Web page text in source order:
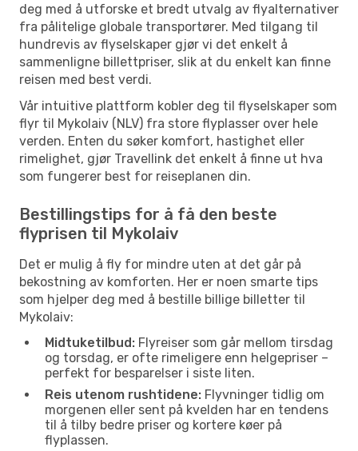
deg med å utforske et bredt utvalg av flyalternativer
fra pålitelige globale transportører. Med tilgang til
hundrevis av flyselskaper gjør vi det enkelt å
sammenligne billettpriser, slik at du enkelt kan finne
reisen med best verdi.
Vår intuitive plattform kobler deg til flyselskaper som
flyr til Mykolaiv (NLV) fra store flyplasser over hele
verden. Enten du søker komfort, hastighet eller
rimelighet, gjør Travellink det enkelt å finne ut hva
som fungerer best for reiseplanen din.
Bestillingstips for å få den beste
flyprisen til Mykolaiv
Det er mulig å fly for mindre uten at det går på
bekostning av komforten. Her er noen smarte tips
som hjelper deg med å bestille billige billetter til
Mykolaiv:
Midtuketilbud: Flyreiser som går mellom tirsdag
og torsdag, er ofte rimeligere enn helgepriser –
perfekt for besparelser i siste liten.
Reis utenom rushtidene: Flyvninger tidlig om
morgenen eller sent på kvelden har en tendens
til å tilby bedre priser og kortere køer på
flyplassen.